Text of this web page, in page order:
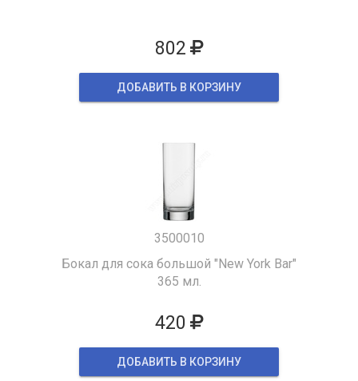
802
ДОБАВИТЬ В КОРЗИНУ
3500010
Бокал для сока большой "New York Bar"
365 мл.
420
ДОБАВИТЬ В КОРЗИНУ